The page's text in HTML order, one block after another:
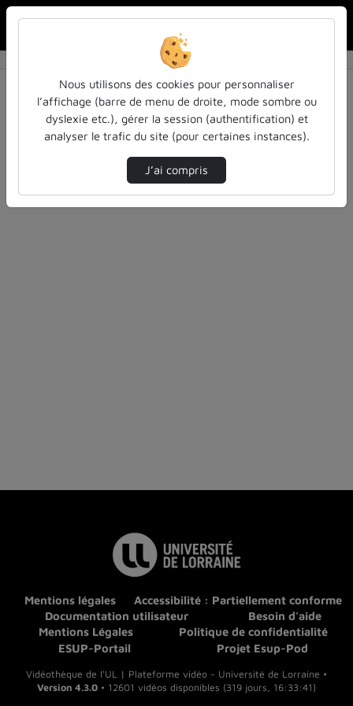
Résultats de la recherche
Filtres actifs (cliquer pour en retirer) :
cours-formations
pass-las pass-las
Mentions légales
Accessibilité : Partiellement conforme
Documentation utilisateur
Besoin d'aide
Mentions Légales
Politique de confidentialité
ESUP-Portail
Projet Esup-Pod
Vidéothèque de l'UL | Plateforme vidéo - Université de Lorraine •
Version 4.3.0 • 12601 vidéos disponibles (319 jours, 16:33:41)
Nous utilisons des cookies pour personnaliser
l’affichage (barre de menu de droite, mode sombre ou
dyslexie etc.), gérer la session (authentification) et
analyser le trafic du site (pour certaines instances).
J’ai compris